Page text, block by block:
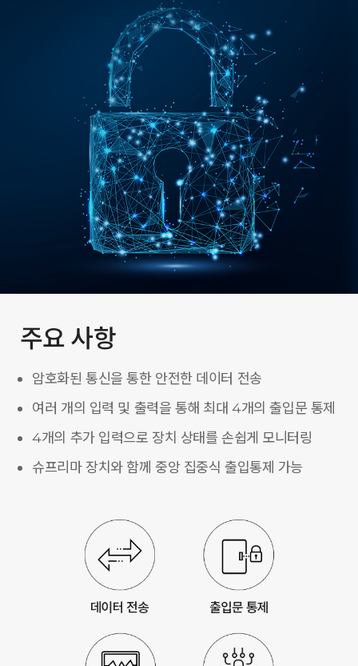
주요 사항
암호화된 통신을 통한 안전한 데이터 전송
여러 개의 입력 및 출력을 통해 최대 4개의 출입문 통제
4개의 추가 입력으로 장치 상태를 손쉽게 모니터링
슈프리마 장치와 함께 중앙 집중식 출입통제 가능